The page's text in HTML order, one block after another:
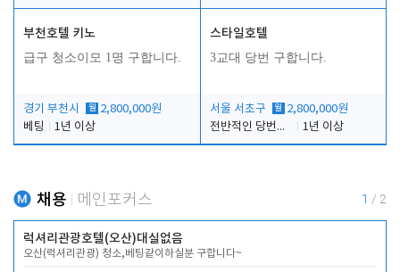
부천호텔 키노
급구 청소이모 1명 구합니다.
경기 부천시 월 2,800,000원
베팅
1년 이상
스타일호텔
3교대 당번 구합니다.
서울 서초구 월 2,800,000원
전반적인 당번업무
1년 이상
채용 메인포커스 1 / 2
럭셔리관광호텔(오산)대실없음
오산(럭셔리관광) 청소,베팅같이하실분 구합니다~